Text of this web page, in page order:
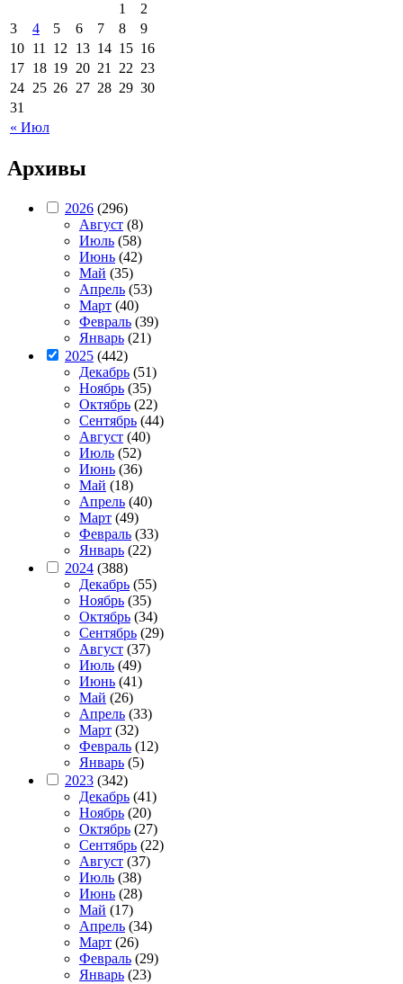
« Июл
1
2
3
4 5 6 7 8
9
10 11 12 13 14 15 16
17 18 19 20 21 22 23
24 25 26 27 28 29 30
31
Архивы
2026 (296)
Август (8)
Июль (58)
Июнь (42)
Май (35)
Апрель (53)
Март (40)
Февраль (39)
Январь (21)
2025 (442)
Декабрь (51)
Ноябрь (35)
Октябрь (22)
Сентябрь (44)
Август (40)
Июль (52)
Июнь (36)
Май (18)
Апрель (40)
Март (49)
Февраль (33)
Январь (22)
2024 (388)
Декабрь (55)
Ноябрь (35)
Октябрь (34)
Сентябрь (29)
Август (37)
Июль (49)
Июнь (41)
Май (26)
Апрель (33)
Март (32)
Февраль (12)
Январь (5)
2023 (342)
Декабрь (41)
Ноябрь (20)
Октябрь (27)
Сентябрь (22)
Август (37)
Июль (38)
Июнь (28)
Май (17)
Апрель (34)
Март (26)
Февраль (29)
Январь (23)